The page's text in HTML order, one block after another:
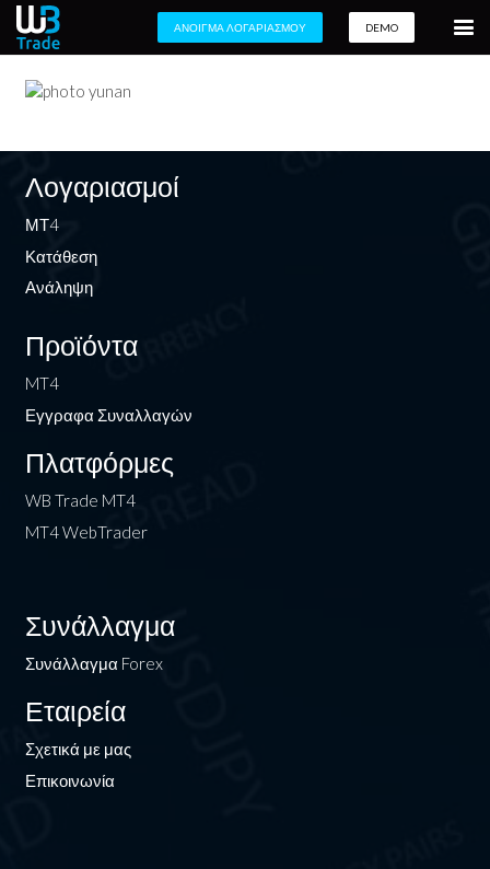
ΑΝΟΙΓΜΑ ΛΟΓΑΡΙΑΣΜΟΥ DEMO
Λογαριασμοί
ΜΤ4
Κατάθεση
Ανάληψη
Προϊόντα
MT4
Εγγραφα Συναλλαγών
Πλατφόρμες
WB Trade MT4
MT4 WebTrader
Συνάλλαγμα
Συνάλλαγμα Forex
Εταιρεία
Σχετικά με μας
Επικοινωνία